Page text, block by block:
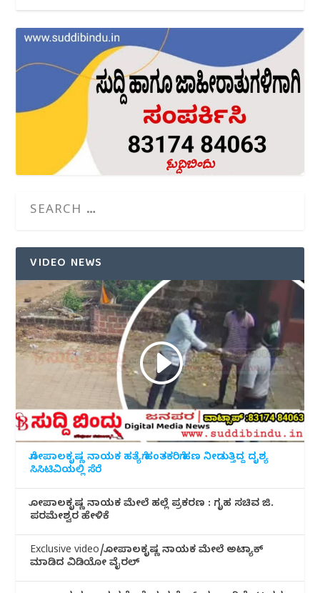
VIDEO NEWS
ಗೋಪಾಲಕೃಷ್ಣ ನಾಯಕ ಹತ್ಯೆಗೆ ಹಂತಕರಿಗೆ ಹಣ ನೀಡುತ್ತಿದ್ದ ದೃಶ್ಯ
ಸಿಸಿಟಿವಿಯಲ್ಲಿ ಸೆರೆ
ಗೋಪಾಲಕೃಷ್ಣ ನಾಯಕ ಮೇಲೆ ಹಲ್ಲೆ ಪ್ರಕರಣ : ಗೃಹ ಸಚಿವ ಜಿ.
ಪರಮೇಶ್ವರ ಹೇಳಿಕೆ
Exclusive video/ಗೋಪಾಲಕೃಷ್ಣ ನಾಯಕ ಮೇಲೆ ಅಟ್ಯಾಕ್
ಮಾಡಿದ ವಿಡಿಯೋ ವೈರಲ್